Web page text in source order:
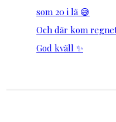
som 20 i lä 😅
Och där kom
God kväll ✨